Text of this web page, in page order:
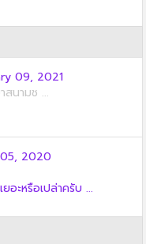
09, 2021
สนามช ...
2020
อะหรือเปล่าครับ ...